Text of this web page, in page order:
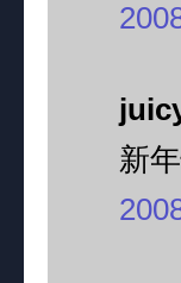
新